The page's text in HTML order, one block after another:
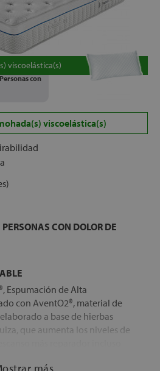
con
viscoelástica(s)
viscoelástica(s)
CON DOLOR DE
Espumación de Alta
con AventO2®, material de
a base de hierbas
que aumenta los niveles de